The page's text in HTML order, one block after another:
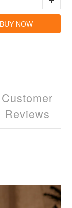
BUY NOW
Customer
Reviews